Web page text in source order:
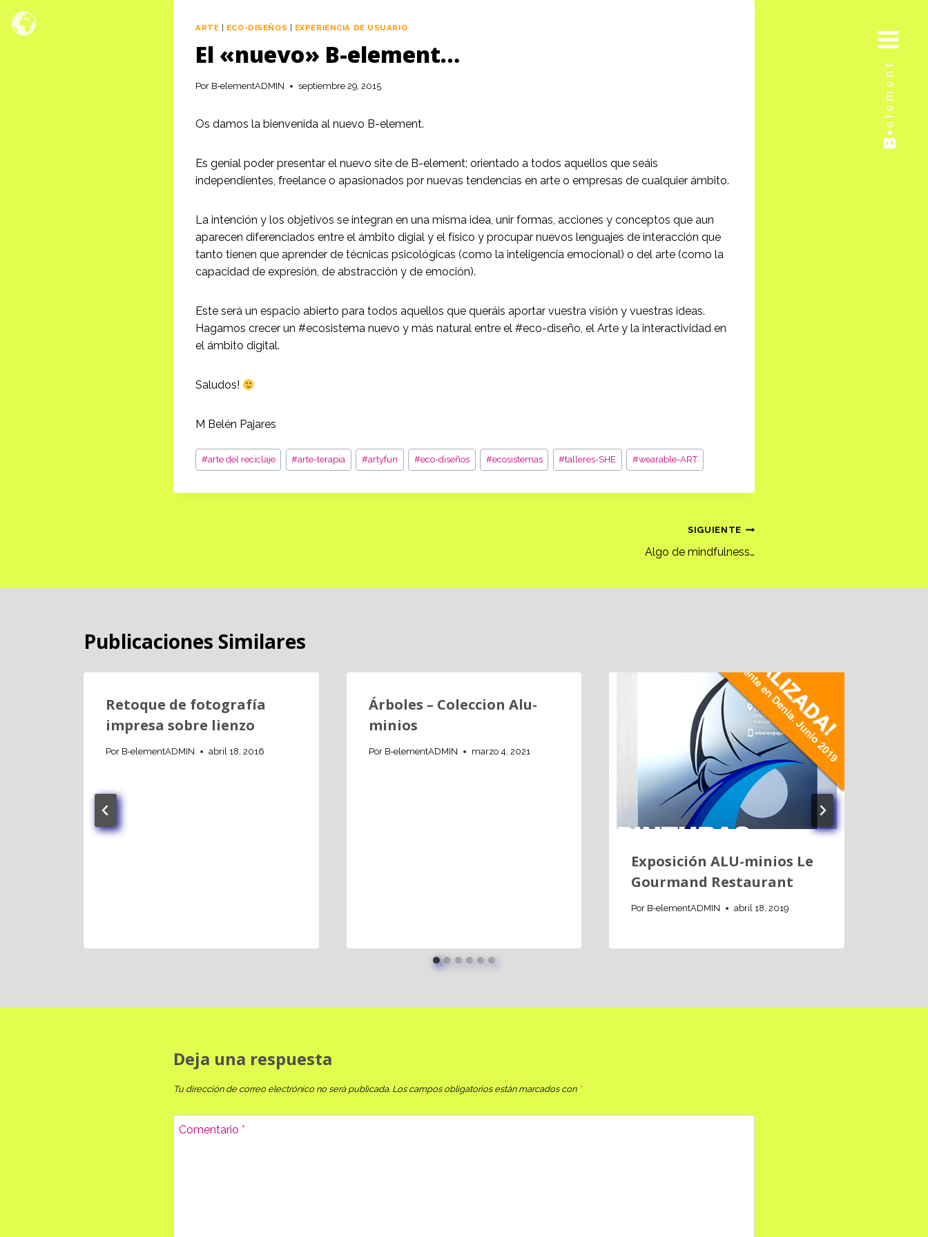
Saltar
ARTE ECO-DISEÑOS EXPERIENCIA DE USUARIO
El «nuevo» B-element…
Por B-elementADMIN septiembre 29, 2015
Os damos la bienvenida al nuevo B-element.
Es genial poder presentar el nuevo site de B-element; orientado a todos aquellos que seáis
independientes, freelance o apasionados por nuevas tendencias en arte o empresas de cualquier ámbito.
La intención y los objetivos se integran en una misma idea, unir formas, acciones y conceptos que aun
aparecen diferenciados entre el ámbito digial y el físico y procupar nuevos lenguajes de interacción que
tanto tienen que aprender de técnicas psicológicas (como la inteligencia emocional) o del arte (como la
capacidad de expresión, de abstracción y de emoción).
Este será un espacio abierto para todos aquellos que queráis aportar vuestra visión y vuestras ideas.
Hagamos crecer un #ecosistema nuevo y más natural entre el #eco-diseño, el Arte y la interactividad en
el ámbito digital.
Saludos!
M Belén Pajares
Etiquetas
de
#arte del reciclaje #arte-terapia #artyfun #eco-diseños #ecosistemas #talleres-SHE #wearable-ART
entradas
SIGUIENTE
Algo de mindfulness…
Publicaciones Similares
Retoque de fotografía
impresa sobre lienzo
Por B-elementADMIN abril 18, 2016
Árboles – Coleccion Alu-
minios
Por B-elementADMIN marzo 4, 2021
Exposición ALU-minios Le
Gourmand Restaurant
Por B-elementADMIN abril 18, 2019
Deja una respuesta
Tu dirección de correo electrónico no será publicada. Los campos obligatorios están marcados con *
Comentario *